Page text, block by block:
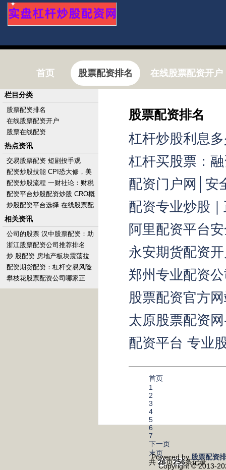
首页 股票配资排名 在线股票配资开户
股票配资排名
杠杆炒股利息
杠杆买股票：
配资门户网│安
配资专业炒股
阿里配资平台
永安期货配资
郑州专业配资
股票配资官方
太原股票配资
配资平台 专业
首页
1
2
3
4
5
6
7
下一页
末页
共26页256条记录
栏目分类
股票配资排名
在线股票配资开户
股票在线配资
热点资讯
交易股票配资 短剧投手观
察：“挥金如土”，一晚亏10万
配资炒股技能 CPI恐大修，美
股涨势消减，标普惊险收创历
史新高，财报后A
配资炒股流程 一财社论：财税
改革勾勒中国式现代化路线图
配资平台炒股配资炒股 CRO概
念股集体走低 康龙化成跌近
4%药明康德跌超
炒股配资平台选择 在线股票配
资攻略：掌握投资技巧，优化
资金运用
相关资讯
公司的股票 汉中股票配资：助
你投资之路更轻松
浙江股票配资公司推荐排名
炒 股配资 房地产板块震荡拉
升，冠城大通涨停
配资期货配资：杠杆交易风险
与合规策略
攀枝花股票配资公司哪家正
规？安全平台选择指南
Powered by 股票配资
Copyright© 2013-